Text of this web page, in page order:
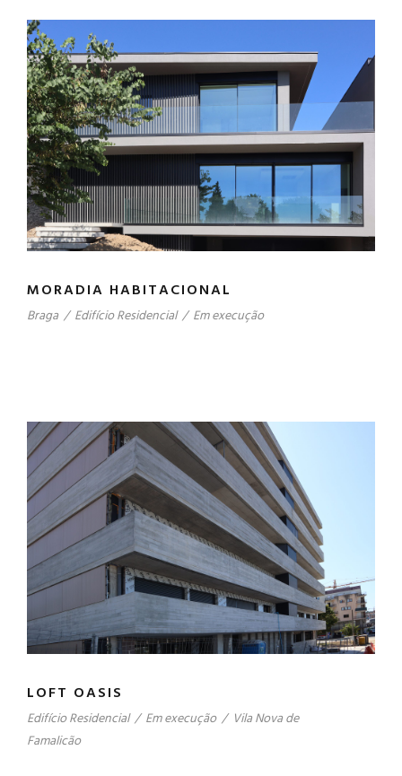
MORADIA HABITACIONAL
Braga / Edifício Residencial / Em execução
LOFT OASIS
Edifício Residencial / Em execução / Vila Nova de
Famalicão